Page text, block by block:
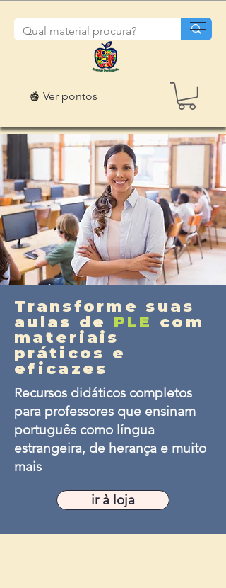
Ver pontos
Transforme suas
aulas de PLE com
materiais
práticos e
eficazes
Recursos didáticos completos
para professores que ensinam
português como língua
estrangeira, de herança e muito
mais
ir à loja